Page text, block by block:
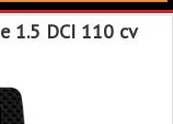
1.5 DCI 110 cv